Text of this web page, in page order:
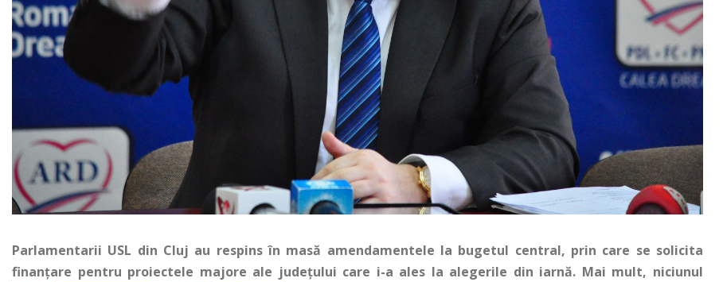
Parlamentarii USL din Cluj au respins în masă amendamentele la bugetul central, prin care se solicita
finanțare pentru proiectele majore ale județului care i-a ales la alegerile din iarnă. Mai mult, niciunul